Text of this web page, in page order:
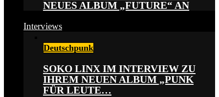
NEUES ALBUM „FUTURE“ AN
Interviews
Deutschpunk
SOKO LINX IM INTERVIEW ZU
IHREM NEUEN ALBUM „PUNK
FÜR LEUTE…